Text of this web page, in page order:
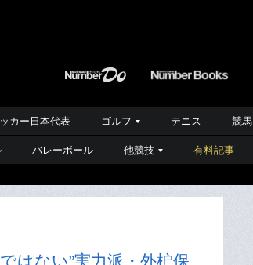
カー日本代表 ゴルフ テニス 競馬
バレーボール 他競技 有料記事
はない”実力派・外枦保